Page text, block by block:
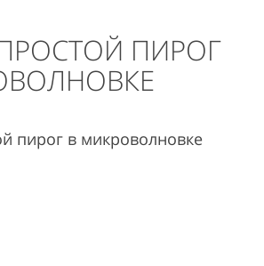
ПИРОГ
пирог в микроволновке